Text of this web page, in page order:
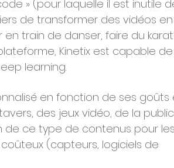
» (pour laquelle il est inutile
de transformer des vidéos en
en train de danser, faire du
Kinetix est capable de
learning.
en fonction de ses goûts
des jeux vidéo, de la
de ce type de contenus pour les
(capteurs, logiciels de